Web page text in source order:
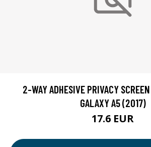
2-WAY ADHESIVE PRIVACY
GALAXY A5 (2017)
17.6 EUR